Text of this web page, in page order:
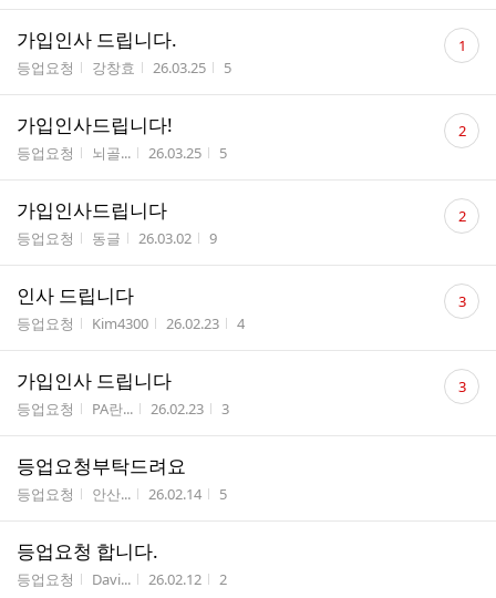
가입인사 드립니다.
게시판명
등업요청 작성자
강창효 작성시간
26.03.25 조회수
5
댓
글 1
가입인사드립니다!
게시판명
등업요청 작성자
뇌골... 작성시간
26.03.25 조회수
5
댓
글 2
가입인사드립니다
게시판명
등업요청 작성자
동글 작성시간
26.03.02 조회수
9
댓
글 2
인사 드립니다
게시판명
등업요청 작성자
Kim4300 작성시간
26.02.23 조회수
4
댓
글 3
가입인사 드립니다
게시판명
등업요청 작성자
PA란... 작성시간
26.02.23 조회수
3
댓
글 3
등업요청부탁드려요
게시판명
등업요청 작성자
안산... 작성시간
26.02.14 조회수
5
등업요청 합니다.
게시판명
등업요청 작성자
Davi... 작성시간
26.02.12 조회수
2